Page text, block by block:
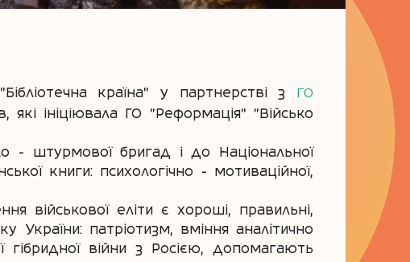
країна" у партнерстві з ГО
ініціювала ГО "Реформація" "Військо
- штурмової бригад і до Національної
книги: психологічно - мотиваційної,
військової еліти є хороші, правильні,
України: патріотизм, вміння аналітично
війни з Росією, допомагають